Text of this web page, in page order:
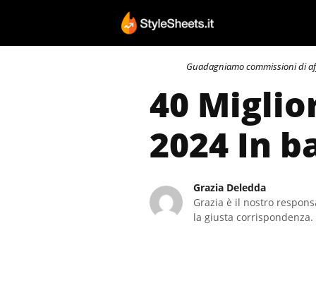
contenuto
Guadagniamo commissioni di
40
2024 In
Grazia Deledda
Grazia è il nostro
la giusta